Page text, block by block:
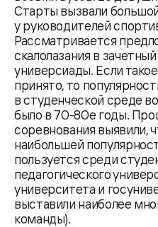
Старты вызвали
у руководителей
Рассматривается
скалолазания в
универсиады. Если
принято, то
в студенческой среде
было в 70-80е годы.
соревнования выявили,
наибольшей
пользуется среди
педагогического
университета и
выставили наиболее
команды).